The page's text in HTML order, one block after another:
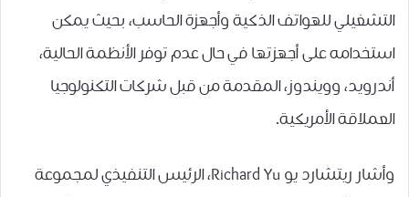
التشغيلي للهواتف الذكية وأجهزة الحاسب، بحيث يمكن
استخدامه على أجهزتها في حال عدم توفر الأنظمة الحالية،
أندرويد، وويندوز، المقدمة من قبل شركات التكنولوجيا
العملاقة الأمريكية.
وأشار ريتشارد يو Richard Yu، الرئيس التنفيذي لمجموعة